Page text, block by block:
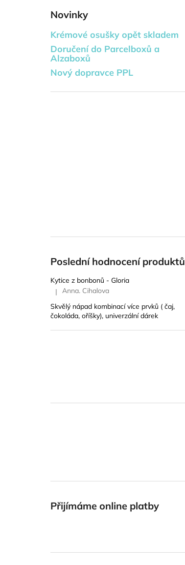
Novinky
Krémové osušky opět skladem
Doručení do Parcelboxů a
Alzaboxů
Nový dopravce PPL
Poslední hodnocení produktů
Kytice z bonbonů - Gloria
Hodnocení produktu je 5 z 5 hvězdiček.
|
Anna. Cihalova
Skvělý nápad kombinací více prvků ( čaj,
čokoláda, oříšky), univerzální dárek
Přijímáme online platby
MARK